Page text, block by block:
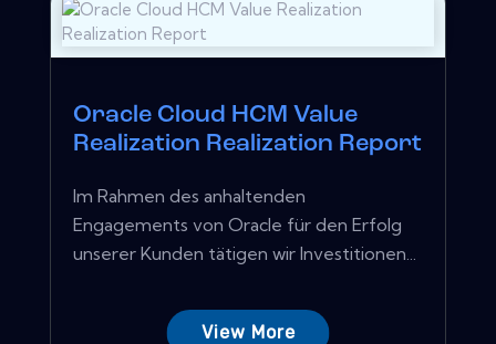
Oracle Cloud HCM Value
Realization Realization Report
Im Rahmen des anhaltenden
Engagements von Oracle für den Erfolg
unserer Kunden tätigen wir Investitionen...
View More